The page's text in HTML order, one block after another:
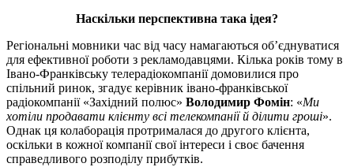
Наскільки перспективна така ідея?
Регіональні мовники час від часу намагаються об’єднуватися
для ефективної роботи з рекламодавцями. Кілька років тому в
Івано-Франківську телерадіокомпанії домовилися про
спільний ринок, згадує керівник івано-франківської
радіокомпанії «Західний полюс» Володимир Фомін: «Ми
хотіли продавати клієнту всі телекомпанії й ділити гроші».
Однак ця колаборація протрималася до другого клієнта,
оскільки в кожної компанії свої інтереси і своє бачення
справедливого розподілу прибутків.